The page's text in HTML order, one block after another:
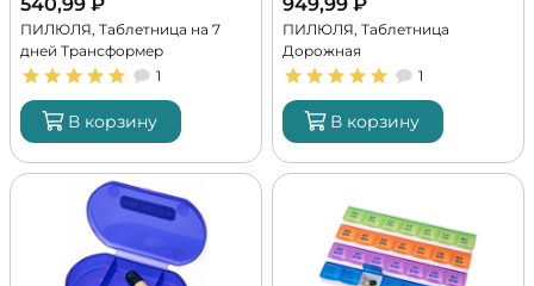
ПИЛЮЛЯ, Таблетница на 7
дней Трансформер
1
В корзину
ПИЛЮЛЯ, Таблетница
Дорожная
1
В корзину